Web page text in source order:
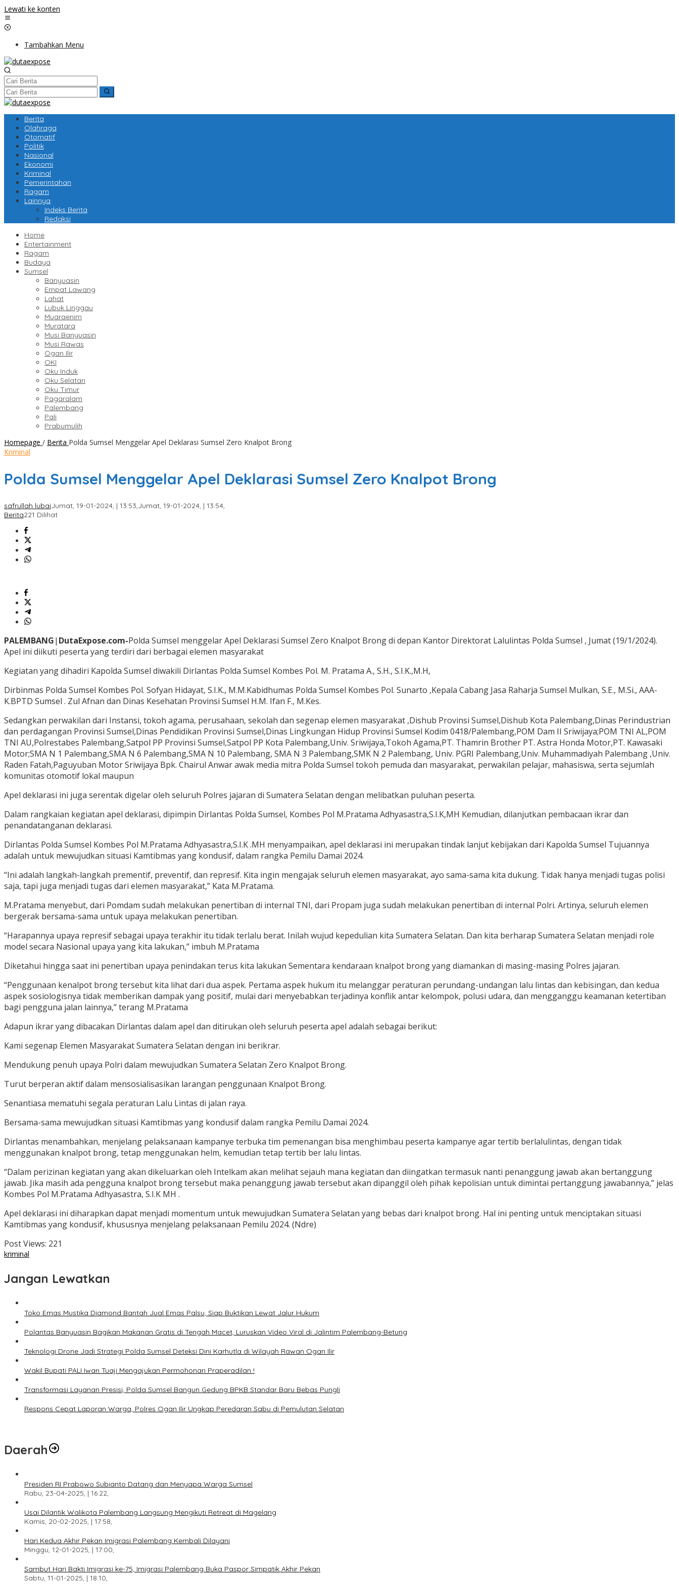
Lewati ke konten
Tambahkan Menu
Berita
Olahraga
Otomatif
Politik
Nasional
Ekonomi
Kriminal
Pemerintahan
Ragam
Lainnya
Indeks Berita
Redaksi
Home
Entertainment
Ragam
Budaya
Sumsel
Banyuasin
Empat Lawang
Lahat
Lubuk Linggau
Muaraenim
Muratara
Musi Banyuasin
Musi Rawas
Ogan Ilir
OKI
Oku Induk
Oku Selatan
Oku Timur
Pagaralam
Palembang
Pali
Prabumulih
Homepage / Berita Polda Sumsel Menggelar Apel Deklarasi Sumsel Zero Knalpot Brong
Kriminal
Polda Sumsel Menggelar Apel Deklarasi Sumsel Zero Knalpot Brong
safrullah lubaiJumat, 19-01-2024, | 13:53,Jumat, 19-01-2024, | 13:54,
Berita221 Dilihat
PALEMBANG| DutaExpose.com-Polda Sumsel menggelar Apel Deklarasi Sumsel Zero Knalpot Brong di depan Kantor Direktorat Lalulintas Polda Sumsel , Jumat (19/1/2024).
Apel ini diikuti peserta yang terdiri dari berbagai elemen masyarakat
Kegiatan yang dihadiri Kapolda Sumsel diwakili Dirlantas Polda Sumsel Kombes Pol. M. Pratama A., S.H., S.I.K.,M.H,
Dirbinmas Polda Sumsel Kombes Pol. Sofyan Hidayat, S.I.K., M.M.Kabidhumas Polda Sumsel Kombes Pol. Sunarto ,Kepala Cabang Jasa Raharja Sumsel Mulkan, S.E., M.Si., AAA-
K.BPTD Sumsel . Zul Afnan dan Dinas Kesehatan Provinsi Sumsel H.M. Ifan F., M.Kes.
Sedangkan perwakilan dari Instansi, tokoh agama, perusahaan, sekolah dan segenap elemen masyarakat ,Dishub Provinsi Sumsel,Dishub Kota Palembang,Dinas Perindustrian
dan perdagangan Provinsi Sumsel,Dinas Pendidikan Provinsi Sumsel,Dinas Lingkungan Hidup Provinsi Sumsel Kodim 0418/Palembang,POM Dam II Sriwijaya;POM TNI AL,POM
TNI AU,Polrestabes Palembang,Satpol PP Provinsi Sumsel,Satpol PP Kota Palembang,Univ. Sriwijaya,Tokoh Agama,PT. Thamrin Brother PT. Astra Honda Motor,PT. Kawasaki
Motor;SMA N 1 Palembang,SMA N 6 Palembang,SMA N 10 Palembang, SMA N 3 Palembang,SMK N 2 Palembang, Univ. PGRI Palembang,Univ. Muhammadiyah Palembang ,Univ.
Raden Fatah,Paguyuban Motor Sriwijaya Bpk. Chairul Anwar awak media mitra Polda Sumsel tokoh pemuda dan masyarakat, perwakilan pelajar, mahasiswa, serta sejumlah
komunitas otomotif lokal maupun
Apel deklarasi ini juga serentak digelar oleh seluruh Polres jajaran di Sumatera Selatan dengan melibatkan puluhan peserta.
Dalam rangkaian kegiatan apel deklarasi, dipimpin Dirlantas Polda Sumsel, Kombes Pol M.Pratama Adhyasastra,S.I.K,MH Kemudian, dilanjutkan pembacaan ikrar dan
penandatanganan deklarasi.
Dirlantas Polda Sumsel Kombes Pol M.Pratama Adhyasastra,S.I.K .MH menyampaikan, apel deklarasi ini merupakan tindak lanjut kebijakan dari Kapolda Sumsel Tujuannya
adalah untuk mewujudkan situasi Kamtibmas yang kondusif, dalam rangka Pemilu Damai 2024.
“Ini adalah langkah-langkah prementif, preventif, dan represif. Kita ingin mengajak seluruh elemen masyarakat, ayo sama-sama kita dukung. Tidak hanya menjadi tugas polisi
saja, tapi juga menjadi tugas dari elemen masyarakat,” Kata M.Pratama.
M.Pratama menyebut, dari Pomdam sudah melakukan penertiban di internal TNI, dari Propam juga sudah melakukan penertiban di internal Polri. Artinya, seluruh elemen
bergerak bersama-sama untuk upaya melakukan penertiban.
“Harapannya upaya represif sebagai upaya terakhir itu tidak terlalu berat. Inilah wujud kepedulian kita Sumatera Selatan. Dan kita berharap Sumatera Selatan menjadi role
model secara Nasional upaya yang kita lakukan,” imbuh M.Pratama
Diketahui hingga saat ini penertiban upaya penindakan terus kita lakukan Sementara kendaraan knalpot brong yang diamankan di masing-masing Polres jajaran.
“Penggunaan kenalpot brong tersebut kita lihat dari dua aspek. Pertama aspek hukum itu melanggar peraturan perundang-undangan lalu lintas dan kebisingan, dan kedua
aspek sosiologisnya tidak memberikan dampak yang positif, mulai dari menyebabkan terjadinya konflik antar kelompok, polusi udara, dan mengganggu keamanan ketertiban
bagi pengguna jalan lainnya,” terang M.Pratama
Adapun ikrar yang dibacakan Dirlantas dalam apel dan ditirukan oleh seluruh peserta apel adalah sebagai berikut:
Kami segenap Elemen Masyarakat Sumatera Selatan dengan ini berikrar.
Mendukung penuh upaya Polri dalam mewujudkan Sumatera Selatan Zero Knalpot Brong.
Turut berperan aktif dalam mensosialisasikan larangan penggunaan Knalpot Brong.
Senantiasa mematuhi segala peraturan Lalu Lintas di jalan raya.
Bersama-sama mewujudkan situasi Kamtibmas yang kondusif dalam rangka Pemilu Damai 2024.
Dirlantas menambahkan, menjelang pelaksanaan kampanye terbuka tim pemenangan bisa menghimbau peserta kampanye agar tertib berlalulintas, dengan tidak
menggunakan knalpot brong, tetap menggunakan helm, kemudian tetap tertib ber lalu lintas.
“Dalam perizinan kegiatan yang akan dikeluarkan oleh Intelkam akan melihat sejauh mana kegiatan dan diingatkan termasuk nanti penanggung jawab akan bertanggung
jawab. Jika masih ada pengguna knalpot brong tersebut maka penanggung jawab tersebut akan dipanggil oleh pihak kepolisian untuk dimintai pertanggung jawabannya,” jelas
Kombes Pol M.Pratama Adhyasastra, S.I.K MH .
Apel deklarasi ini diharapkan dapat menjadi momentum untuk mewujudkan Sumatera Selatan yang bebas dari knalpot brong. Hal ini penting untuk menciptakan situasi
Kamtibmas yang kondusif, khususnya menjelang pelaksanaan Pemilu 2024. (Ndre)
Post Views: 221
kriminal
Jangan Lewatkan
Toko Emas Mustika Diamond Bantah Jual Emas Palsu, Siap Buktikan Lewat Jalur Hukum
Polantas Banyuasin Bagikan Makanan Gratis di Tengah Macet, Luruskan Video Viral di Jalintim Palembang-Betung
Teknologi Drone Jadi Strategi Polda Sumsel Deteksi Dini Karhutla di Wilayah Rawan Ogan Ilir
Wakil Bupati PALI Iwan Tuaji Mengajukan Permohonan Praperadilan !
Transformasi Layanan Presisi, Polda Sumsel Bangun Gedung BPKB Standar Baru Bebas Pungli
Respons Cepat Laporan Warga, Polres Ogan Ilir Ungkap Peredaran Sabu di Pemulutan Selatan
Daerah
Presiden RI Prabowo Subianto Datang dan Menyapa Warga Sumsel
Rabu, 23-04-2025, | 16:22,
Usai Dilantik Walikota Palembang Langsung Mengikuti Retreat di Magelang
Kamis, 20-02-2025, | 17:58,
Hari Kedua Akhir Pekan Imigrasi Palembang Kembali Dilayani
Minggu, 12-01-2025, | 17:00,
Sambut Hari Bakti Imigrasi ke-75, Imigrasi Palembang Buka Paspor Simpatik Akhir Pekan
Sabtu, 11-01-2025, | 18:10,